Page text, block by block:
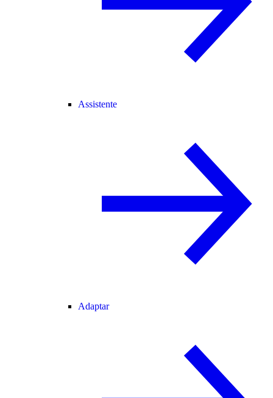
Assistente
Adaptar